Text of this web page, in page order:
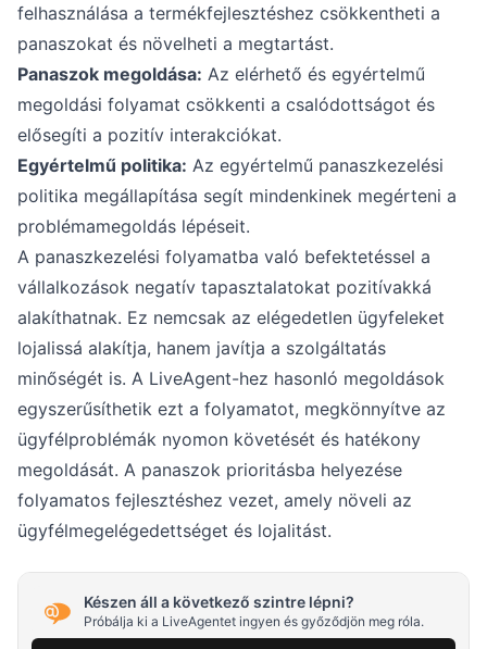
felhasználása a termékfejlesztéshez csökkentheti a
panaszokat és növelheti a megtartást.
Panaszok megoldása: Az elérhető és egyértelmű
megoldási folyamat csökkenti a csalódottságot és
elősegíti a pozitív interakciókat.
Egyértelmű politika: Az egyértelmű panaszkezelési
politika megállapítása segít mindenkinek megérteni a
problémamegoldás lépéseit.
A panaszkezelési folyamatba való befektetéssel a
vállalkozások negatív tapasztalatokat pozitívakká
alakíthatnak. Ez nemcsak az elégedetlen ügyfeleket
lojalissá alakítja, hanem javítja a szolgáltatás
minőségét is. A LiveAgent-hez hasonló megoldások
egyszerűsíthetik ezt a folyamatot, megkönnyítve az
ügyfélproblémák nyomon követését és hatékony
megoldását. A panaszok prioritásba helyezése
folyamatos fejlesztéshez vezet, amely növeli az
ügyfélmegelégedettséget és lojalitást.
Készen áll a következő szintre lépni?
Próbálja ki a LiveAgentet ingyen és győződjön meg róla.